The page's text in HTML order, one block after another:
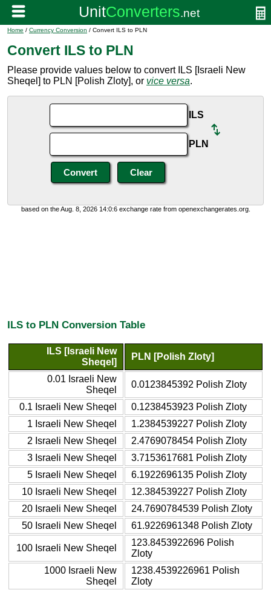
Home / Currency Conversion / Convert ILS to PLN
Convert ILS to PLN
Please provide values below to convert ILS [Israeli New
Sheqel] to PLN [Polish Zloty], or vice versa.
ILS
PLN
based on the Aug. 8, 2026 14:0:6 exchange rate from openexchangerates.org.
ILS to PLN Conversion Table
ILS [Israeli New
Sheqel]
PLN [Polish Zloty]
0.01 Israeli New
Sheqel
0.0123845392 Polish Zloty
0.1 Israeli New Sheqel
0.1238453923 Polish Zloty
1 Israeli New Sheqel
1.2384539227 Polish Zloty
2 Israeli New Sheqel
2.4769078454 Polish Zloty
3 Israeli New Sheqel
3.7153617681 Polish Zloty
5 Israeli New Sheqel
6.1922696135 Polish Zloty
10 Israeli New Sheqel
12.384539227 Polish Zloty
20 Israeli New Sheqel
24.7690784539 Polish Zloty
50 Israeli New Sheqel
61.9226961348 Polish Zloty
100 Israeli New Sheqel
123.8453922696 Polish
Zloty
1000 Israeli New
Sheqel
1238.4539226961 Polish
Zloty